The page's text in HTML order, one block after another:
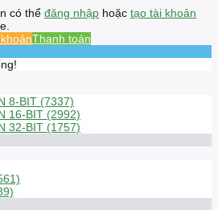
có thể đăng nhập hoặc tạo tài khoản
Thanh toán
8-BIT (7337)
16-BIT (2992)
32-BIT (1757)